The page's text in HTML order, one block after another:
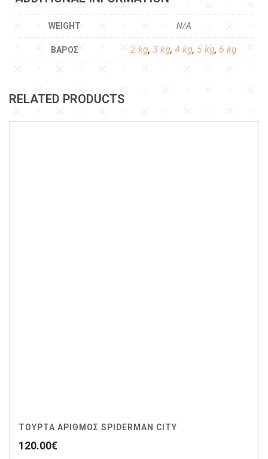
WEIGHT N/A
ΒΆΡΟΣ 2 kg, 3 kg, 4 kg, 5 kg, 6 kg
RELATED PRODUCTS
ΤΟΥΡΤΑ ΑΡΙΘΜΟΣ SPIDERMAN CITY
120.00€